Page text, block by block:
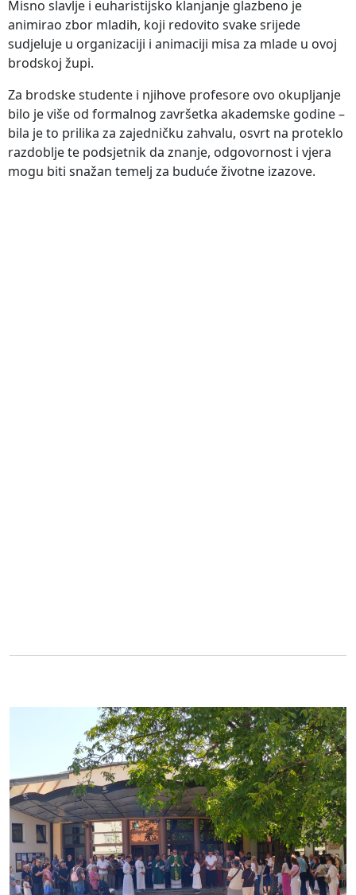
Misno slavlje i euharistijsko klanjanje glazbeno je
animirao zbor mladih, koji redovito svake srijede
sudjeluje u organizaciji i animaciji misa za mlade u ovoj
brodskoj župi.
Za brodske studente i njihove profesore ovo okupljanje
bilo je više od formalnog završetka akademske godine –
bila je to prilika za zajedničku zahvalu, osvrt na proteklo
razdoblje te podsjetnik da znanje, odgovornost i vjera
mogu biti snažan temelj za buduće životne izazove.